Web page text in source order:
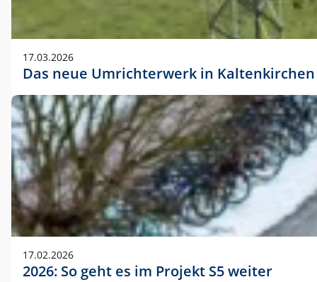
17.03.2026
Das neue Umrichterwerk in Kaltenkirchen
17.02.2026
2026: So geht es im Projekt S5 weiter